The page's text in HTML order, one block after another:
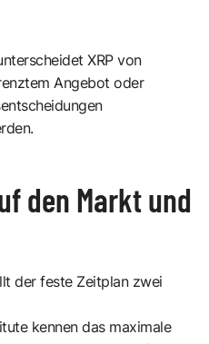
XRP von
Angebot oder
den Markt und
der feste Zeitplan zwei
kennen das maximale